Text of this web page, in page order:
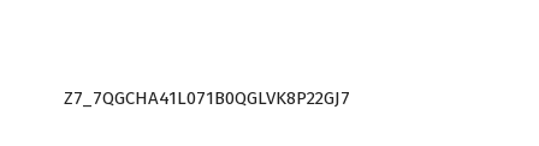
Z7_7QGCHA41L071B0QGLVK8P22GJ7